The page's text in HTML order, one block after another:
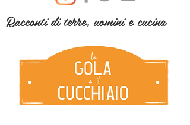
Racconti di terre, uomini e cucina